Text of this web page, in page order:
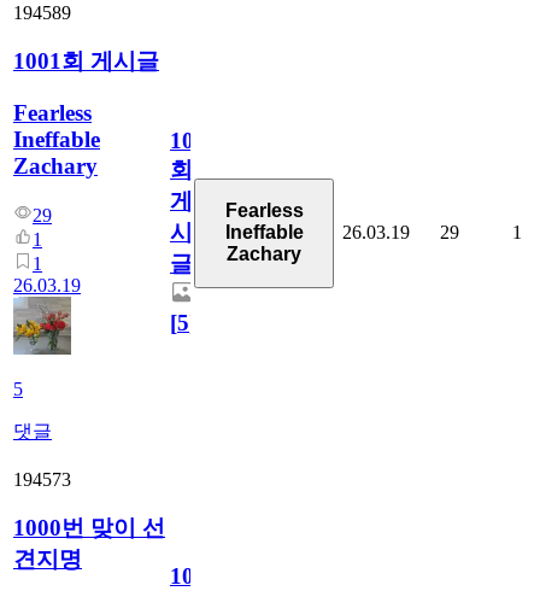
194589
1001회 게시글
Fearless
Ineffable
Zachary
29
1
1
26.03.19
5
댓글
1001
회
게
시
글
[5]
Fearless
Ineffable
Zachary
26.03.19 29 1
194573
1000번 맞이 선
견지명
1000